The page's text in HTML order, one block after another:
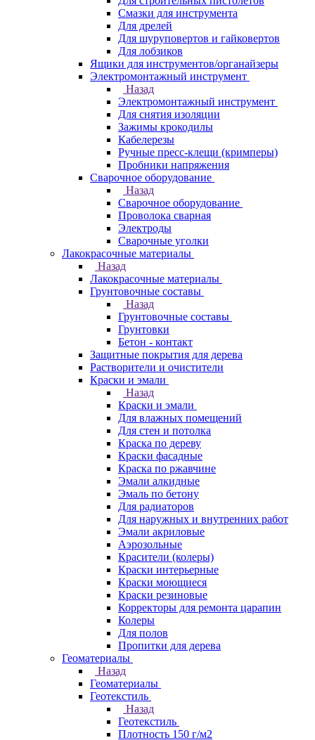
Смазки для инструмента
Для дрелей
Для шуруповертов и гайковертов
Для лобзиков
Ящики для инструментов/органайзеры
Электромонтажный инструмент
Назад
Электромонтажный инструмент
Для снятия изоляции
Зажимы крокодилы
Кабелерезы
Ручные пресс-клещи (кримперы)
Пробники напряжения
Сварочное оборудование
Назад
Сварочное оборудование
Проволока сварная
Электроды
Сварочные уголки
Лакокрасочные материалы
Назад
Лакокрасочные материалы
Грунтовочные составы
Назад
Грунтовочные составы
Грунтовки
Бетон - контакт
Защитные покрытия для дерева
Растворители и очистители
Краски и эмали
Назад
Краски и эмали
Для влажных помещений
Для стен и потолка
Краска по дереву
Краски фасадные
Краска по ржавчине
Эмали алкидные
Эмаль по бетону
Для радиаторов
Для наружных и внутренних работ
Эмали акриловые
Аэрозольные
Красители (колеры)
Краски интерьерные
Краски моющиеся
Краски резиновые
Корректоры для ремонта царапин
Колеры
Для полов
Пропитки для дерева
Геоматериалы
Назад
Геоматериалы
Геотекстиль
Назад
Геотекстиль
Плотность 150 г/м2